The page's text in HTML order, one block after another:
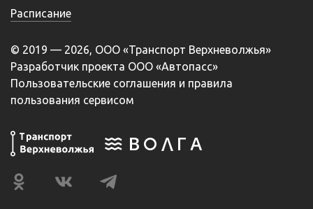
Расписание
© 2019 — 2026, ООО «Транспорт Верхневолжья»
Разработчик проекта ООО «Автопасс»
Пользовательские соглашения и правила
пользования сервисом